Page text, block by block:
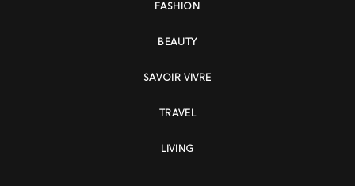
FASHION
BEAUTY
SAVOIR VIVRE
TRAVEL
LIVING